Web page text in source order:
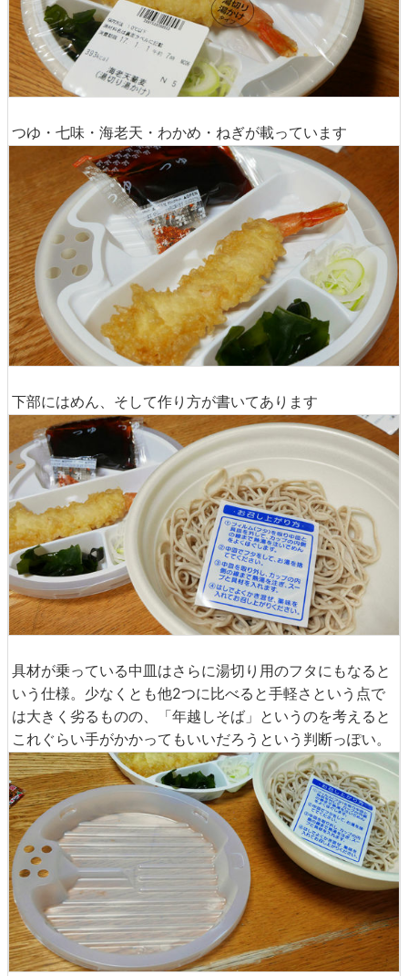
つゆ・七味・海老天・わかめ・ねぎが載っています
下部にはめん、そして作り方が書いてあります
具材が乗っている中皿はさらに湯切り用のフタにもなると
いう仕様。少なくとも他2つに比べると手軽さという点で
は大きく劣るものの、「年越しそば」というのを考えると
これぐらい手がかかってもいいだろうという判断っぽい。